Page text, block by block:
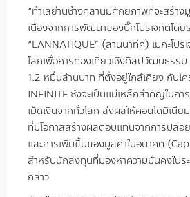
“ทำเลย่านช้างคลานมีศักยภาพที่จะสร้า
เนื่องจากการพัฒนาของบิ๊กโปรเจกต์โดย
“LANNATIQUE” (ลานนาทีค) เมกะโปร
โลกเพื่อการท่องเที่ยวเชิงศิลปวัฒนธรร
1.2 หมื่นล้านบาท ที่ตั้งอยู่ใกล้เคียง กับโค
INFINITE ซึ่งจะเป็นแม่เหล็กสำคัญในก
เม็ดเงินจากทั่วโลก ส่งผลให้คอนโดมิเนี
ที่มีโอกาสสร้างผลตอบแทนจากการปล่อย
และการเพิ่มขึ้นของมูลค่าในอนาคต
สำหรับนักลงทุนที่มองหาความมั่นคงในร
กล่าว